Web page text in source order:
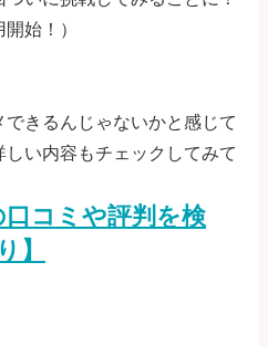
始！）
きるんじゃないかと感じて
い内容もチェックしてみて
コミや評判を検
】